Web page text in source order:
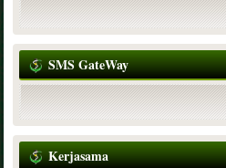
SMS GateWay
Kerjasama